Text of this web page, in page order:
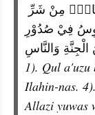
فِيْ صُدُوْرِ
1). Qul
Ilahin-nas.
Allazi yuwas